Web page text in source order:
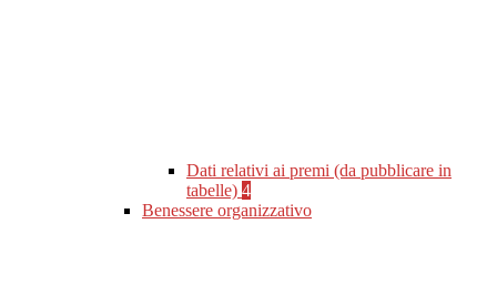
Dati relativi ai premi (da pubblicare in
tabelle) 4
Benessere organizzativo